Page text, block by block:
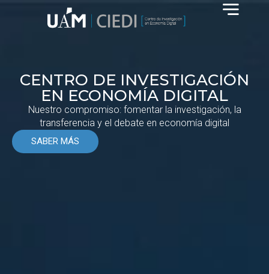
CENTRO DE INVESTIGACIÓN
EN ECONOMÍA DIGITAL
Nuestro compromiso: fomentar la investigación, la
transferencia y el debate en economía digital
SABER MÁS